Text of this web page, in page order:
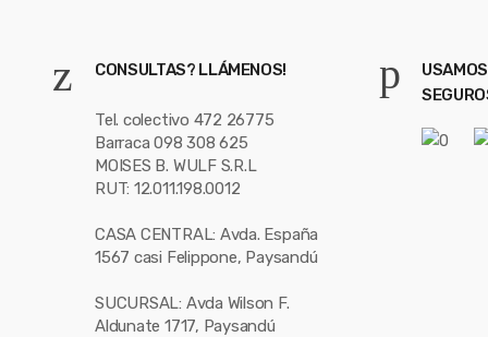
CONSULTAS? LLÁMENOS!
Tel. colectivo 472 26775
Barraca 098 308 625
MOISES B. WULF S.R.L
RUT: 12.011.198.0012
CASA CENTRAL: Avda. España
1567 casi Felippone, Paysandú
SUCURSAL: Avda Wilson F.
Aldunate 1717, Paysandú